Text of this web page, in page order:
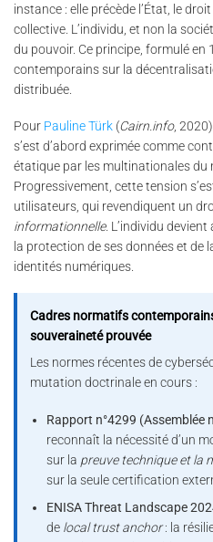
instance : elle précède l’État, le
collective. L’individu, et non la
du pouvoir. Ce principe, formulé en
contemporains sur la
distribuée.
Pour Pauline Türk (Cairn.info,
s’est d’abord exprimée comme
étatique par les multinationales du
Progressivement, cette tension
utilisateurs, qui revendiquent un
informationnelle. L’individu
la protection de ses données et de
identités numériques.
Cadres normatifs
souveraineté prouvée
Les normes récentes de
mutation doctrinale en cours :
Rapport n°4299 (Assemblée
reconnaît la nécessité d’un
sur la preuve technique et la
sur la seule certification
ENISA Threat Landscape
de local trust anchor: la